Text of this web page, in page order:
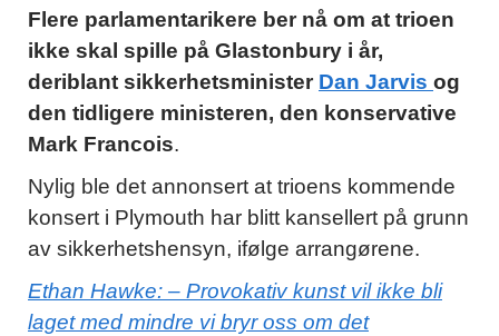
Flere parlamentarikere ber nå om at trioen
ikke skal spille på Glastonbury i år,
deriblant sikkerhetsminister Dan Jarvis og
den tidligere ministeren, den konservative
Mark Francois.
Nylig ble det annonsert at trioens kommende
konsert i Plymouth har blitt kansellert på grunn
av sikkerhetshensyn, ifølge arrangørene.
Ethan Hawke: – Provokativ kunst vil ikke bli
laget med mindre vi bryr oss om det